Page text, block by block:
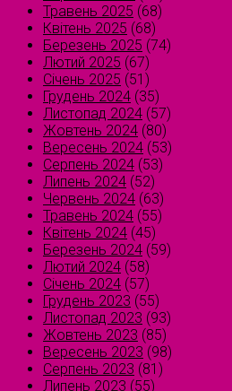
Травень 2025 (68)
Квітень 2025 (68)
Березень 2025 (74)
Лютий 2025 (67)
Січень 2025 (51)
Грудень 2024 (35)
Листопад 2024 (57)
Жовтень 2024 (80)
Вересень 2024 (53)
Серпень 2024 (53)
Липень 2024 (52)
Червень 2024 (63)
Травень 2024 (55)
Квітень 2024 (45)
Березень 2024 (59)
Лютий 2024 (58)
Січень 2024 (57)
Грудень 2023 (55)
Листопад 2023 (93)
Жовтень 2023 (85)
Вересень 2023 (98)
Серпень 2023 (81)
Липень 2023 (55)